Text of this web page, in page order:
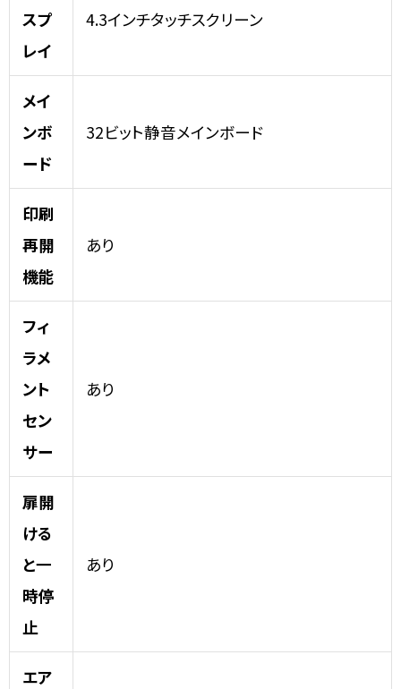
スプ
レイ
4.3インチタッチスクリーン
メイ
ンボ
ード
32ビット静音メインボード
印刷
再開
機能
あり
フィ
ラメ
ント
セン
サー
あり
扉開
ける
と一
時停
止
あり
エア